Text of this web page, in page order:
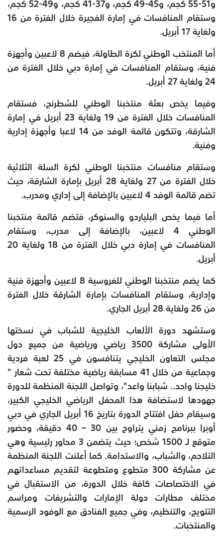
وستقام المنافسات في إمارة الفجيرة خلال الفترة من 16
ولغاية 17 أبريل.
أما المنتخب الوطني لكرة الطاولة، فيضم 8 لاعبين وأجهزة
فنية، وستقام المنافسات في إمارة دبي خلال الفترة من
24 ولغاية 27 أبريل.
وفيما يخص بعثة منتخبنا الوطني للشطرنج، فستقام
المنافسات خلال الفترة من 19 ولغاية 23 أبريل في إمارة
الشارقة، وتتكون قائمة الوفد من 14 لاعبا وأجهزة إدارية
وفنية.
وستقام منافسات منتخبنا الوطني لكرة السلة الثلاثية
خلال الفترة من 27 ولغاية 28 أبريل بإمارة الشارقة، حيث
تضم قائمة الوفد 4 لاعبين بالإضافة إلى إداري ومدرب.
أما فيما يخص البلياردو والسنوكر، فتضم قائمة منتخبنا
الوطني 4 لاعبين، بالإضافة إلى مدرب، وستقام
المنافسات في إمارة دبي خلال الفترة من 18 ولغاية 20
أبريل.
كما يضم منتخبنا الوطني للفروسية 8 لاعبين وأجهزة فنية
وإدارية، وستقام المنافسات بإمارة الشارقة خلال الفترة
من 26 ولغاية 28 أبريل الجاري.
وستشهد دورة الألعاب الخليجية للشباب في نسختها
الأولى مشاركة 3500 رياضي ورياضية من جميع دول
مجلس التعاون الخليجي يتنافسون في 25 لعبة فردية
وجماعية من خلال 41 مسابقة رياضية مختلفة تحت شعار "
خليجنا واحد.. شبابنا واعد"، وتواصل اللجنة المنظمة للدورة
جهودها لاستضافة هذا المحفل الرياضي الخليجي الكبير،
وسيقام حفل افتتاح الدورة بتاريخ 16 أبريل الجاري في دبي
أوبرا ببرنامج زمني يتراوح بين 30 – 40 دقيقة، وحضور
متوقع لـ 1500 شخص؛ حيث يتضمن 3 محاور رئيسية وهي
التلاحم، والشباب، والاستدامة. كما أعلنت اللجنة المنظمة
عن مشاركة 300 متطوع ومتطوعة لتقديم مساعداتهم
في الاختصاصات كافة خلال الدورة، من الاستقبال في
مختلف مطارات دولة الإمارات والتشريفات ومراسم
التتويج، والتنظيم، وفي جميع الفنادق مع الوفود الرسمية
والمنتخبات.